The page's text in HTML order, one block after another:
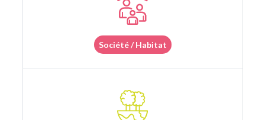
Société / Habitat